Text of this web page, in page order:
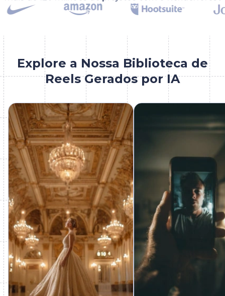
Explore a Nossa Biblioteca de
Reels Gerados por IA